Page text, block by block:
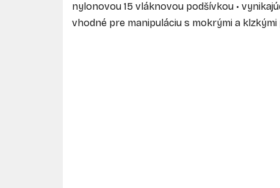
nylonovou 15 vláknovou podšívkou •
vhodné pre manipuláciu s mokrými a